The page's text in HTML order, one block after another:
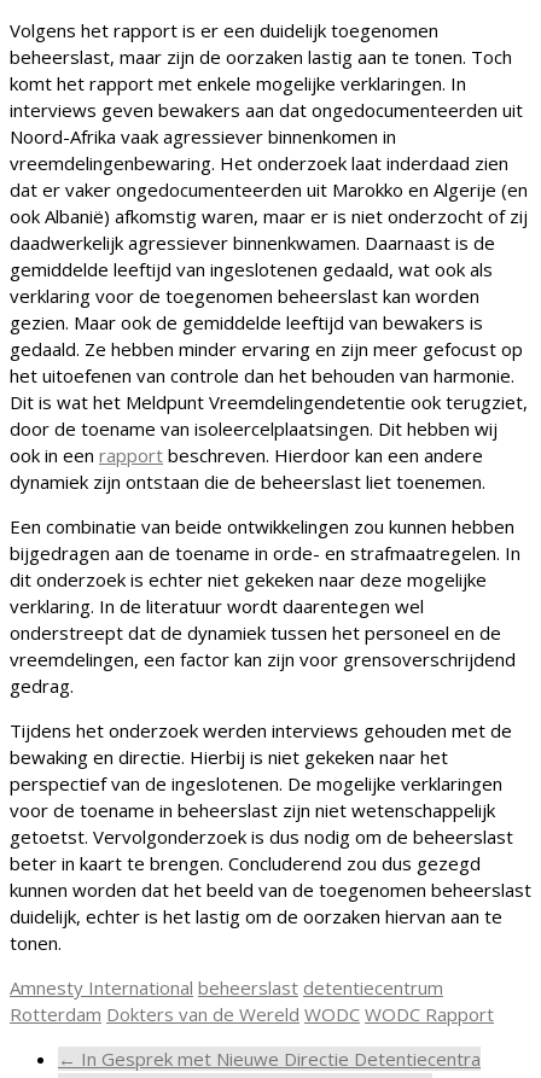
Volgens het rapport is er een duidelijk toegenomen
beheerslast, maar zijn de oorzaken lastig aan te tonen. Toch
komt het rapport met enkele mogelijke verklaringen. In
interviews geven bewakers aan dat ongedocumenteerden uit
Noord-Afrika vaak agressiever binnenkomen in
vreemdelingenbewaring. Het onderzoek laat inderdaad zien
dat er vaker ongedocumenteerden uit Marokko en Algerije (en
ook Albanië) afkomstig waren, maar er is niet onderzocht of zij
daadwerkelijk agressiever binnenkwamen. Daarnaast is de
gemiddelde leeftijd van ingeslotenen gedaald, wat ook als
verklaring voor de toegenomen beheerslast kan worden
gezien. Maar ook de gemiddelde leeftijd van bewakers is
gedaald. Ze hebben minder ervaring en zijn meer gefocust op
het uitoefenen van controle dan het behouden van harmonie.
Dit is wat het Meldpunt Vreemdelingendetentie ook terugziet,
door de toename van isoleercelplaatsingen. Dit hebben wij
ook in een rapport beschreven. Hierdoor kan een andere
dynamiek zijn ontstaan die de beheerslast liet toenemen.
Een combinatie van beide ontwikkelingen zou kunnen hebben
bijgedragen aan de toename in orde- en strafmaatregelen. In
dit onderzoek is echter niet gekeken naar deze mogelijke
verklaring. In de literatuur wordt daarentegen wel
onderstreept dat de dynamiek tussen het personeel en de
vreemdelingen, een factor kan zijn voor grensoverschrijdend
gedrag.
Tijdens het onderzoek werden interviews gehouden met de
bewaking en directie. Hierbij is niet gekeken naar het
perspectief van de ingeslotenen. De mogelijke verklaringen
voor de toename in beheerslast zijn niet wetenschappelijk
getoetst. Vervolgonderzoek is dus nodig om de beheerslast
beter in kaart te brengen. Concluderend zou dus gezegd
kunnen worden dat het beeld van de toegenomen beheerslast
duidelijk, echter is het lastig om de oorzaken hiervan aan te
tonen.
Amnesty International beheerslast detentiecentrum
Rotterdam Dokters van de Wereld WODC WODC Rapport
← In Gesprek met Nieuwe Directie Detentiecentra